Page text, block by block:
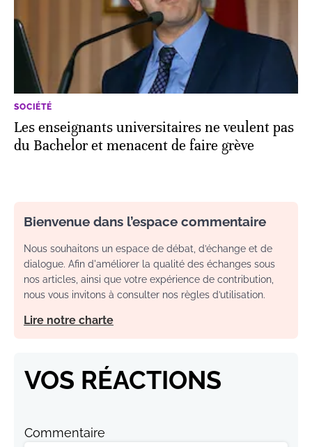
SOCIÉTÉ
Les enseignants universitaires ne veulent pas
du Bachelor et menacent de faire grève
Bienvenue dans l’espace commentaire
Nous souhaitons un espace de débat, d’échange et de
dialogue. Afin d'améliorer la qualité des échanges sous
nos articles, ainsi que votre expérience de contribution,
nous vous invitons à consulter nos règles d’utilisation.
Lire notre charte
VOS RÉACTIONS
Commentaire